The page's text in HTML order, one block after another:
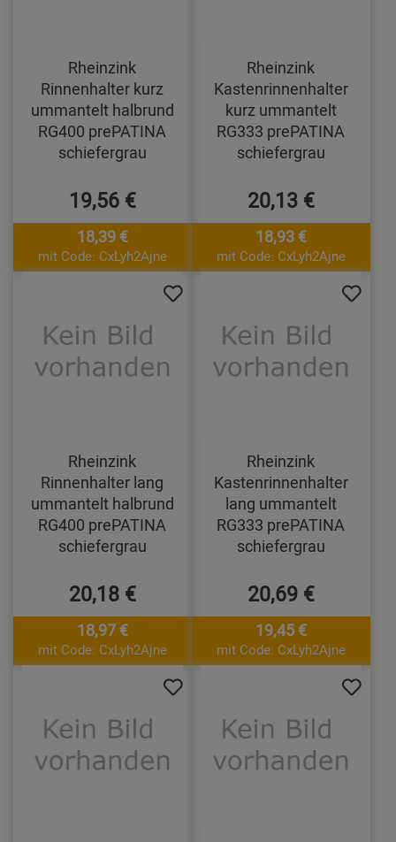
Rheinzink
Rinnenhalter kurz
ummantelt halbrund
RG400 prePATINA
schiefergrau
19,56 €
18,39 €
mit Code: CxLyh2Ajne
Rheinzink
Kastenrinnenhalter
kurz ummantelt
RG333 prePATINA
schiefergrau
20,13 €
18,93 €
mit Code: CxLyh2Ajne
Rheinzink
Rinnenhalter lang
ummantelt halbrund
RG400 prePATINA
schiefergrau
20,18 €
18,97 €
mit Code: CxLyh2Ajne
Rheinzink
Kastenrinnenhalter
lang ummantelt
RG333 prePATINA
schiefergrau
20,69 €
19,45 €
mit Code: CxLyh2Ajne